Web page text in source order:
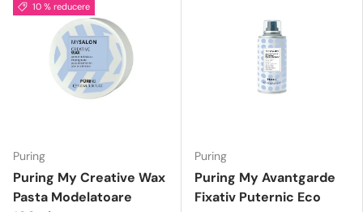
10 % reducere
Puring
Puring My Creative Wax
Pasta Modelatoare
Puring
Puring My Avantgarde
Fixativ Puternic Eco